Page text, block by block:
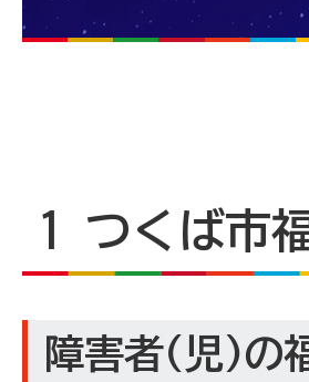
1 つくば市
障害者(児)の